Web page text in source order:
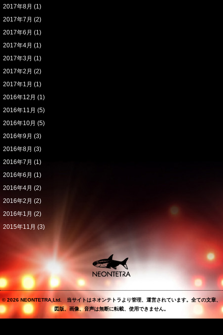
2017年8月 (1)
2017年7月 (2)
2017年6月 (1)
2017年4月 (1)
2017年3月 (1)
2017年2月 (2)
2017年1月 (1)
2016年12月 (1)
2016年11月 (5)
2016年10月 (5)
2016年9月 (3)
2016年8月 (3)
2016年7月 (1)
2016年6月 (1)
2016年4月 (2)
2016年2月 (2)
2016年1月 (2)
2015年11月 (3)
© 2026 NEONTETRA,Ltd. 当サイトはネオンテトラより管理、運営されています。全ての文章、
図版、画像、音声は無断に転載、使用できません。